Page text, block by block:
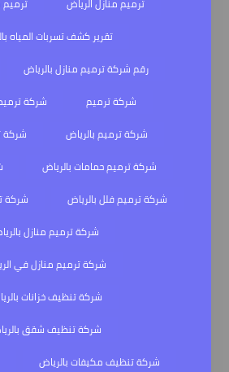
تقرير كشف تسربات المياه
رقم شركة ترميم منازل بالرياض
شركة ترميم
شركة
شركة ترميم بالرياض
شركة
شركة ترميم حمامات بالرياض
شركة ترميم فلل بالرياض
شركة
شركة ترميم منازل
شركة ترميم منازل في
شركة تنظيف خزانات
شركة تنظيف شقق
شركة تنظيف مكيفات بالرياض